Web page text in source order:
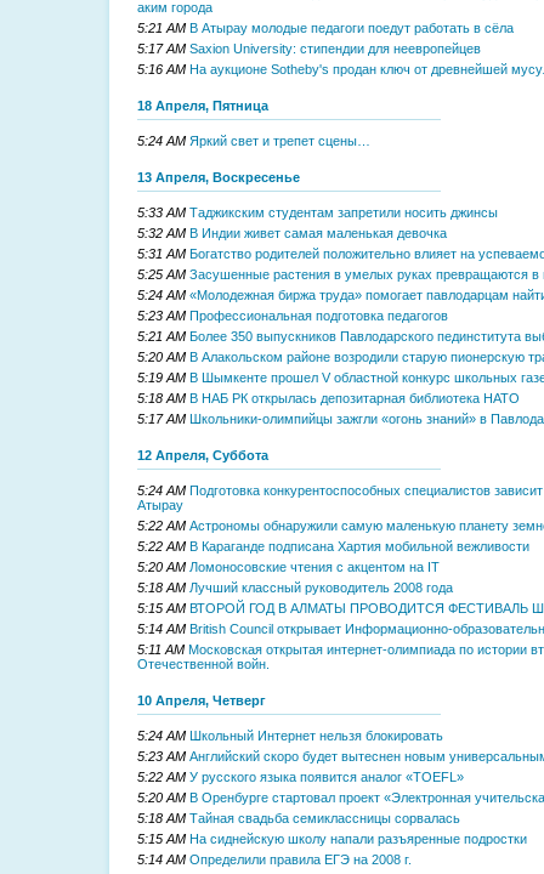
аким города
5:21 AM В Атырау молодые педагоги поедут работать в сёла
5:17 AM Saxion University: стипендии для неевропейцев
5:16 AM На аукционе Sotheby's продан ключ от древнейшей
18 Апреля, Пятница
5:24 AM Яркий свет и трепет сцены…
13 Апреля, Воскресенье
5:33 AM Таджикским студентам запретили носить джинсы
5:32 AM В Индии живет самая маленькая девочка
5:31 AM Богатство родителей положительно влияет на
5:25 AM Засушенные растения в умелых руках превращаются в
5:24 AM «Молодежная биржа труда» помогает павлодарцам
5:23 AM Профессиональная подготовка педагогов
5:21 AM Более 350 выпускников Павлодарского пединститута
5:20 AM В Алакольском районе возродили старую пионерскую
5:19 AM В Шымкенте прошел V областной конкурс школьных
5:18 AM В НАБ РК открылась депозитарная библиотека НАТО
5:17 AM Школьники-олимпийцы зажгли «огонь знаний» в
12 Апреля, Суббота
5:24 AM Подготовка конкурентоспособных специалистов
Атырау
5:22 AM Астрономы обнаружили самую маленькую планету
5:22 AM В Караганде подписана Хартия мобильной вежливости
5:20 AM Ломоносовские чтения с акцентом на IT
5:18 AM Лучший классный руководитель 2008 года
5:15 AM ВТОРОЙ ГОД В АЛМАТЫ ПРОВОДИТСЯ ФЕСТИВАЛЬ
5:14 AM British Council открывает Информационно-
5:11 AM Московская открытая интернет-олимпиада по истории
Отечественной войн.
10 Апреля, Четверг
5:24 AM Школьный Интернет нельзя блокировать
5:23 AM Английский скоро будет вытеснен новым
5:22 AM У русского языка появится аналог «TOEFL»
5:20 AM В Оренбурге стартовал проект «Электронная
5:18 AM Тайная свадьба семиклассницы сорвалась
5:15 AM На сиднейскую школу напали разъяренные подростки
5:14 AM Определили правила ЕГЭ на 2008 г.